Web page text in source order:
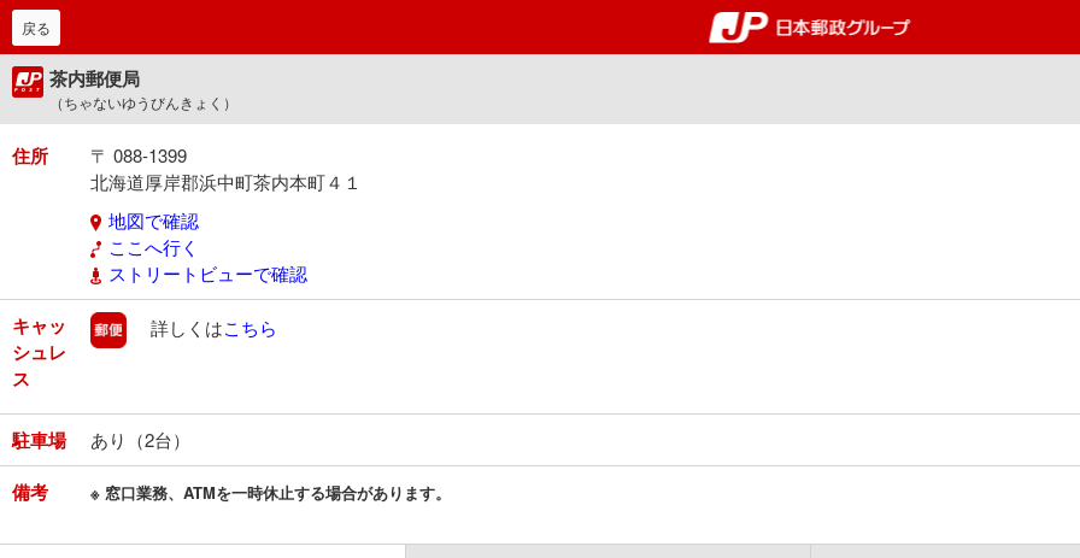
郵便局・日本郵政グルー
戻る
茶内郵便局
（ちゃないゆうびんきょく）
住所
〒 088-1399
北海道厚岸郡浜中町茶内本町４１
地図で確認
ここへ行く
ストリートビューで確認
キャッ
シュレ
ス
郵便
詳しくはこちら
駐車場 あり（2台）
備考 ※ 窓口業務、ATMを一時休止する場合があります。